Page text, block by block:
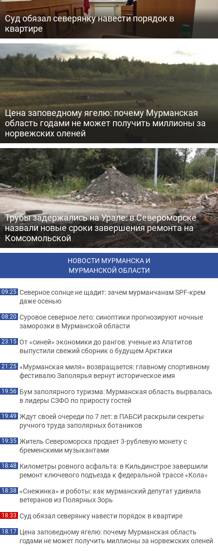
Суд обязал северянку навести порядок в
квартире
Цена заповедному ягелю: почему Мурманская
область годами не может получить миллионы за
норвежских оленей
Трубы задержались на Урале: в Североморске
назвали новые сроки завершения ремонта на
Комсомольской
НОВОСТИ МУРМАНСКА И
МУРМАНСКОЙ ОБЛАСТИ
09:25 Северное солнце не щадит: зачем мурманчанам SPF-крем
даже осенью
08:20 Суровое северное лето: синоптики прогнозируют ночные
заморозки в Мурманской области
23:15 От «синей» экономики до рангов: ученые из Апатитов
выпустили свежий сборник о будущем Арктики
21:25 «Мурманская миля» возвращается: главному спортивному
фестивалю Заполярья вернут историческое имя
19:56 Бум заполярного туризма: Мурманская область вырвалась
в лидеры СЗФО по приросту гостей
19:49 Ждут своей очереди по 7 лет: в ПАБСИ раскрыли секреты
ручного труда заполярных ботаников
19:35 Житель Североморска продает 3-рублевую монету с
бременскими музыкантами
18:48 Километры ровного асфальта: в Кильдинстрое завершили
ремонт ключевого подъезда к федеральной трассе «Кола»
18:38 «Снежинка» и роботы: как мурманский депутат удивила
ветеранов из Полярных Зорь
18:33 Суд обязал северянку навести порядок в квартире
18:17 Цена заповедному ягелю: почему Мурманская область
годами не может получить миллионы за норвежских оленей